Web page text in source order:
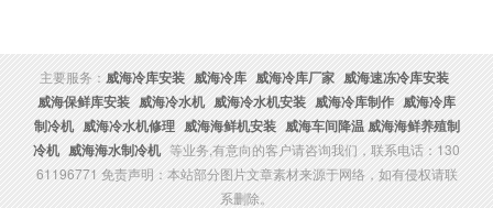
主要服务： 威海冷库安装 威海冷库 威海冷库厂家 威海速冻冷库安装
威海保鲜库安装 威海冷水机 威海冷水机安装 威海冷库制作 威海冷库
制冷机 威海冷水机修理 威海海鲜机安装 威海车间降温 威海海鲜养殖制
冷机 威海海水制冷机 等业务,有意向的客户请咨询我们，联系电话：130
61196771 免责声明：本站部分图片文章素材来源于网络，如有侵权请联
系删除。